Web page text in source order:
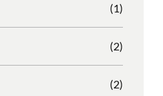
(1)
(2)
(2)